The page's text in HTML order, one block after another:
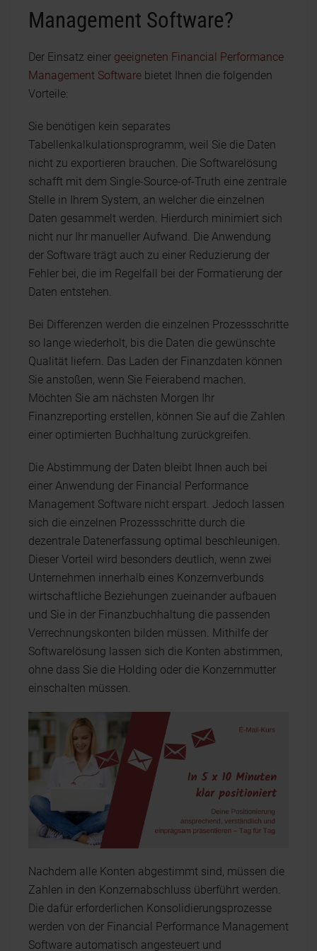
Management Software?
Der Einsatz einer geeigneten Financial Performance
Management Software bietet Ihnen die folgenden
Vorteile:
Sie benötigen kein separates
Tabellenkalkulationsprogramm, weil Sie die Daten
nicht zu exportieren brauchen. Die Softwarelösung
schafft mit dem Single-Source-of-Truth eine zentrale
Stelle in Ihrem System, an welcher die einzelnen
Daten gesammelt werden. Hierdurch minimiert sich
nicht nur Ihr manueller Aufwand. Die Anwendung
der Software trägt auch zu einer Reduzierung der
Fehler bei, die im Regelfall bei der Formatierung der
Daten entstehen.
Bei Differenzen werden die einzelnen Prozessschritte
so lange wiederholt, bis die Daten die gewünschte
Qualität liefern. Das Laden der Finanzdaten können
Sie anstoßen, wenn Sie Feierabend machen.
Möchten Sie am nächsten Morgen Ihr
Finanzreporting erstellen, können Sie auf die Zahlen
einer optimierten Buchhaltung zurückgreifen.
Die Abstimmung der Daten bleibt Ihnen auch bei
einer Anwendung der Financial Performance
Management Software nicht erspart. Jedoch lassen
sich die einzelnen Prozessschritte durch die
dezentrale Datenerfassung optimal beschleunigen.
Dieser Vorteil wird besonders deutlich, wenn zwei
Unternehmen innerhalb eines Konzernverbunds
wirtschaftliche Beziehungen zueinander aufbauen
und Sie in der Finanzbuchhaltung die passenden
Verrechnungskonten bilden müssen. Mithilfe der
Softwarelösung lassen sich die Konten abstimmen,
ohne dass Sie die Holding oder die Konzernmutter
einschalten müssen.
Nachdem alle Konten abgestimmt sind, müssen die
Zahlen in den Konzernabschluss überführt werden.
Die dafür erforderlichen Konsolidierungsprozesse
werden von der Financial Performance Management
Software automatisch angesteuert und